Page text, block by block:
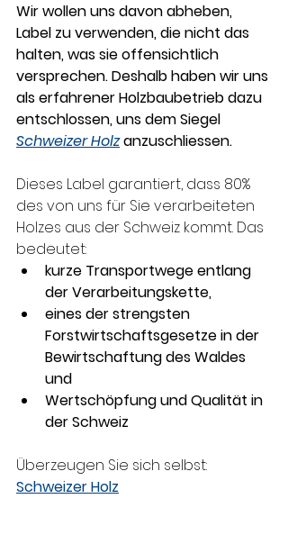
Wir wollen uns davon abheben,
Label zu verwenden, die nicht das
halten, was sie offensichtlich
versprechen. Deshalb haben wir uns
als erfahrener Holzbaubetrieb dazu
entschlossen, uns dem Siegel
Schweizer Holz anzuschliessen.
Dieses Label garantiert, dass 80%
des von uns für Sie verarbeiteten
Holzes aus der Schweiz kommt. Das
bedeutet:
kurze Transportwege entlang
der Verarbeitungskette,
eines der strengsten
Forstwirtschaftsgesetze in der
Bewirtschaftung des Waldes
und
Wertschöpfung und Qualität in
der Schweiz
Überzeugen Sie sich selbst:
Schweizer Holz